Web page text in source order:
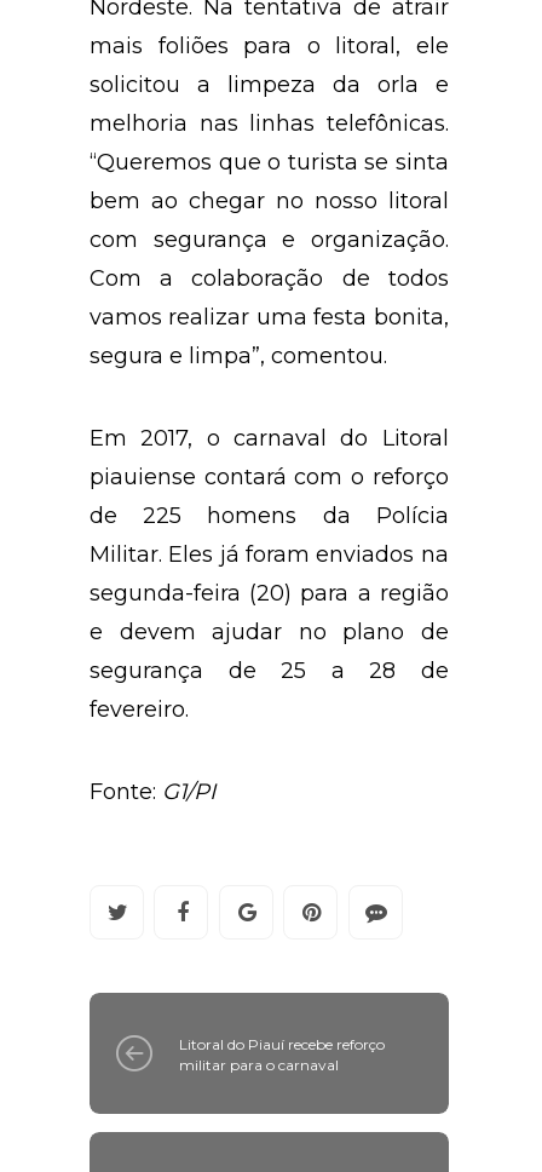
Nordeste. Na tentativa de atrair
mais foliões para o litoral, ele
solicitou a limpeza da orla e
melhoria nas linhas telefônicas.
“Queremos que o turista se sinta
bem ao chegar no nosso litoral
com segurança e organização.
Com a colaboração de todos
vamos realizar uma festa bonita,
segura e limpa”, comentou.
Em 2017, o carnaval do Litoral
piauiense contará com o reforço
de 225 homens da Polícia
Militar. Eles já foram enviados na
segunda-feira (20) para a região
e devem ajudar no plano de
segurança de 25 a 28 de
fevereiro.
Fonte: G1/PI
Litoral do Piauí recebe reforço
militar para o carnaval